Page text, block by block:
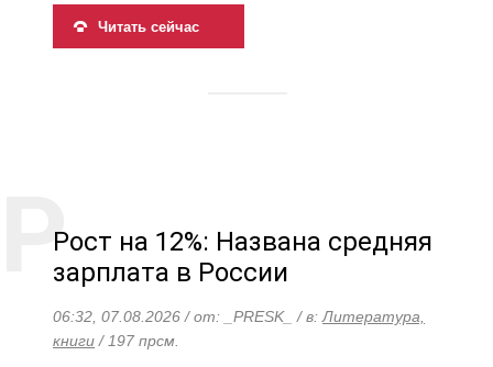
Читать сейчас
Рост на 12%: Названа средняя
зарплата в России
06:32, 07.08.2026 / от: _PRESK_ / в: Литература,
книги / 197 прсм.